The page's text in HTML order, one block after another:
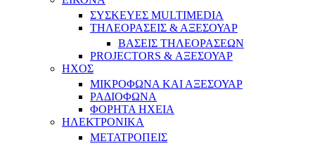
ΣΥΣΚΕΥΕΣ MULTIMEDIA
ΤΗΛΕΟΡΑΣΕΙΣ & ΑΞΕΣΟΥΑΡ
ΒΑΣΕΙΣ ΤΗΛΕΟΡΑΣΕΩΝ
PROJECTORS & ΑΞΕΣΟΥΑΡ
ΗΧΟΣ
ΜΙΚΡΟΦΩΝΑ ΚΑΙ ΑΞΕΣΟΥΑΡ
ΡΑΔΙΟΦΩΝΑ
ΦΟΡΗΤΑ ΗΧΕΙΑ
ΗΛΕΚΤΡΟΝΙΚΑ
ΜΕΤΑΤΡΟΠΕΙΣ